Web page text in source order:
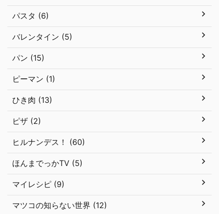
パスタ (6)
バレンタイン (5)
パン (15)
ピーマン (1)
ひき肉 (13)
ピザ (2)
ヒルナンデス！ (60)
ほんまでっかTV (5)
マイレシピ (9)
マツコの知らない世界 (12)